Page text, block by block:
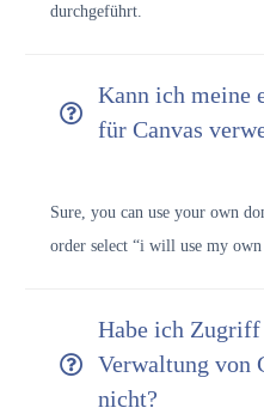
durchgeführt.
Kann ich meine
für Canvas
Sure, you can use your own
order select “i will use my own
Habe ich
Verwaltung von
nicht?